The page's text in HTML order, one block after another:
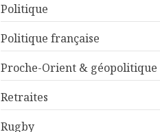
Politique
Politique française
Proche-Orient & géopolitique
Retraites
Rugby